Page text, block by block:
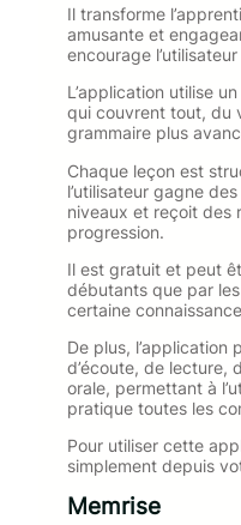
Il transforme
amusante et
encourage
L’application utilise
qui couvrent tout, du
grammaire plus
Chaque leçon est
l’utilisateur gagne
niveaux et reçoit des
progression.
Il est gratuit et peut
débutants que par
certaine
De plus, l’application
d’écoute, de lecture,
orale, permettant à
pratique toutes les
Pour utiliser cette
simplement depuis
Memrise